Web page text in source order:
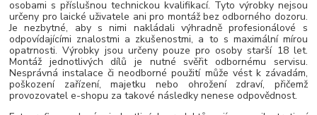
osobami s příslušnou technickou kvalifikací. Tyto výrobky nejsou
určeny pro laické uživatele ani pro montáž bez odborného dozoru.
Je nezbytné, aby s nimi nakládali výhradně profesionálové s
odpovídajícími znalostmi a zkušenostmi, a to s maximální mírou
opatrnosti. Výrobky jsou určeny pouze pro osoby starší 18 let.
Montáž jednotlivých dílů je nutné svěřit odbornému servisu.
Nesprávná instalace či neodborné použití může vést k závadám,
poškození zařízení, majetku nebo ohrožení zdraví, přičemž
provozovatel e-shopu za takové následky nenese odpovědnost.